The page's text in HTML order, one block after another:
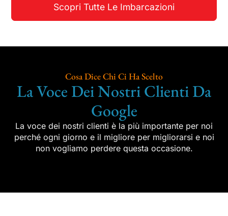
Scopri Tutte Le Imbarcazioni
Cosa Dice Chi Ci Ha Scelto
La Voce Dei Nostri Clienti Da
Google
La voce dei nostri clienti è la più importante per noi
perché ogni giorno e il migliore per migliorarsi e noi
non vogliamo perdere questa occasione.